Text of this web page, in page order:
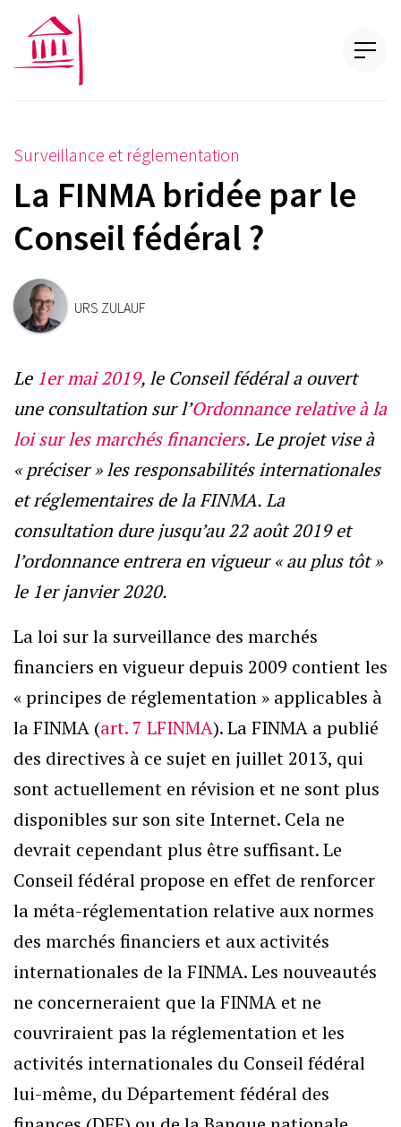
Surveillance et réglementation
La FINMA bridée par le
Conseil fédéral ?
URS ZULAUF
Le 1er mai 2019, le Conseil fédéral a ouvert
une consultation sur l’Ordonnance relative à la
loi sur les marchés financiers. Le projet vise à
« préciser » les responsabilités internationales
et réglementaires de la FINMA. La
consultation dure jusqu’au 22 août 2019 et
l’ordonnance entrera en vigueur « au plus tôt »
le 1er janvier 2020.
La loi sur la surveillance des marchés
financiers en vigueur depuis 2009 contient les
« principes de réglementation » applicables à
la FINMA (art. 7 LFINMA). La FINMA a publié
des directives à ce sujet en juillet 2013, qui
sont actuellement en révision et ne sont plus
disponibles sur son site Internet. Cela ne
devrait cependant plus être suffisant. Le
Conseil fédéral propose en effet de renforcer
la méta-réglementation relative aux normes
des marchés financiers et aux activités
internationales de la FINMA. Les nouveautés
ne concerneraient que la FINMA et ne
couvriraient pas la réglementation et les
activités internationales du Conseil fédéral
lui-même, du Département fédéral des